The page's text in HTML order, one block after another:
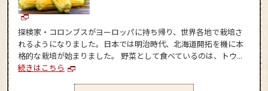
探検家・コロンブスがヨーロッパに持ち帰り、世界各地で栽培さ
れるようになりました。日本では明治時代、北海道開拓を機に本
格的な栽培が始まりました。 野菜として食べているのは、トウ...
続きはこちら